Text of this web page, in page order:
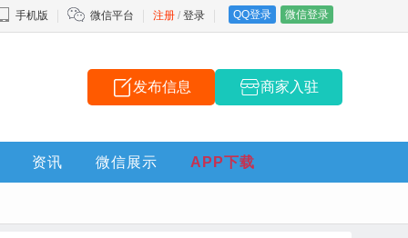
注册 / 登录 QQ登录 微信登录
手机版 微信平台
发布信息 商家入驻
资讯 微信展示 APP下载